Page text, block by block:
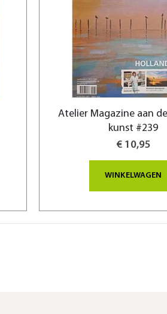
Atelier Magazine aan
kunst #239
€ 10,95
WINKELWAGEN